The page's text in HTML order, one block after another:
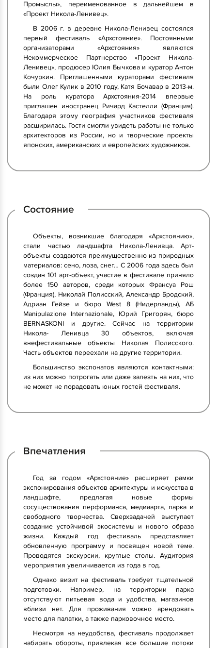
Промыслы», переименованное в дальнейшем в
«Проект Никола-Ленивец».
В 2006 г. в деревне Никола-Ленивец состоялся
первый фестиваль «Архстояние». Постоянными
организаторами «Архстояния» являются
Некоммерческое Партнерство «Проект Никола-
Ленивец», продюсер Юлия Бычкова и куратор Антон
Кочуркин. Приглашенными кураторами фестиваля
были Олег Кулик в 2010 году, Катя Бочавар в 2013-м.
На роль куратора Архстояния-2014 впервые
приглашен иностранец Ричард Кастелли (Франция).
Благодаря этому география участников фестиваля
расширилась. Гости смогли увидеть работы не только
архитекторов из России, но и творческие проекты
японских, американских и европейских художников.
Состояние
Объекты, возникшие благодаря «Архстоянию»,
стали частью ландшафта Никола-Ленивца. Арт-
объекты создаются преимущественно из природных
материалов: сено, лоза, снег… С 2006 года здесь был
создан 101 арт-объект, участие в фестивале приняло
более 150 авторов, среди которых Франсуа Рош
(Франция), Николай Полисский, Александр Бродский,
Адриан Гейзе и бюро West 8 (Нидерланды), АБ
Manipulazione Internazionale, Юрий Григорян, бюро
BERNASKONI и другие. Сейчас на территории
Никола- Ленивца 30 объектов, включая
внефестивальные объекты Николая Полисского.
Часть объектов переехали на другие территории.
Большинство экспонатов являются контактными:
из них можно потрогать или даже залезть на них, что
не может не порадовать юных гостей фестиваля.
Впечатления
Год за годом «Архстояние» расширяет рамки
экспонирования объектов архитектуры и искусства в
ландшафте, предлагая новые формы
сосуществования перформанса, медиаарта, парка и
свободного творчества. Сверхзадачей выступает
создание устойчивой экосистемы и нового образа
жизни. Каждый год фестиваль представляет
обновленную программу и посвящен новой теме.
Проводятся экскурсии, круглые столы. Аудитория
мероприятия увеличивается из года в год.
Однако визит на фестиваль требует тщательной
подготовки. Например, на территории парка
отсутствуют питьевая вода и удобства, магазинов
вблизи нет. Для проживания можно арендовать
место для палатки, а также парковочное место.
Несмотря на неудобства, фестиваль продолжает
набирать обороты, привлекая все большие потоки